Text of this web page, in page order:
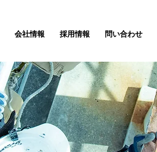
会社情報 採用情報 問い合わせ